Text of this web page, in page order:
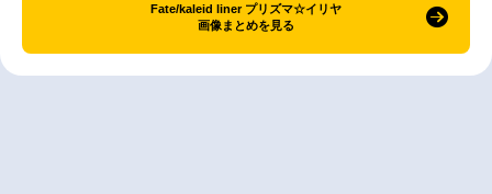
Fate/kaleid liner プリズマ☆イリヤ
画像まとめを見る